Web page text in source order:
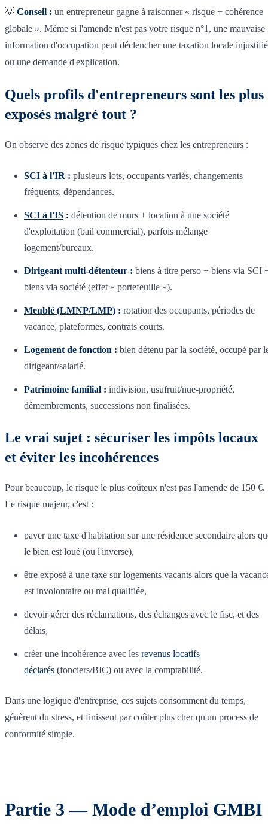
💡 Conseil : un entrepreneur gagne à raisonner « risque + cohérence
globale ». Même si l'amende n'est pas votre risque n°1, une mauvaise
information d'occupation peut déclencher une taxation locale
ou une demande d'explication.
Quels profils d'entrepreneurs sont les plus
exposés malgré tout ?
On observe des zones de risque typiques chez les entrepreneurs :
SCI à l'IR : plusieurs lots, occupants variés, changements
fréquents, dépendances.
SCI à l'IS : détention de murs + location à une société
d'exploitation (bail commercial), parfois mélange
logement/bureaux.
Dirigeant multi-détenteur : biens à titre perso + biens via SCI
biens via société (effet « portefeuille »).
Meublé (LMNP/LMP) : rotation des occupants, périodes de
vacance, plateformes, contrats courts.
Logement de fonction : bien détenu par la société, occupé par
dirigeant/salarié.
Patrimoine familial : indivision, usufruit/nue-propriété,
démembrements, successions non finalisées.
Le vrai sujet : sécuriser les impôts locaux
et éviter les incohérences
Pour beaucoup, le risque le plus coûteux n'est pas l'amende de 150 €.
Le risque majeur, c'est :
payer une taxe d'habitation sur une résidence secondaire alors
le bien est loué (ou l'inverse),
être exposé à une taxe sur logements vacants alors que la
est involontaire ou mal qualifiée,
devoir gérer des réclamations, des échanges avec le fisc, et des
délais,
créer une incohérence avec les revenus locatifs
déclarés (fonciers/BIC) ou avec la comptabilité.
Dans une logique d'entreprise, ces sujets consomment du temps,
génèrent du stress, et finissent par coûter plus cher qu'un process de
conformité simple.
Partie 3 — Mode d’emploi GMBI